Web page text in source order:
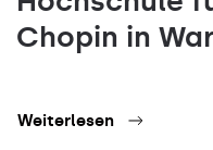
Chopin in
Weiterlesen